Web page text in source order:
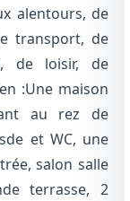
alentours, de
transport, de
de loisir, de
:Une maison
au rez de
et WC, une
salon salle
terrasse, 2